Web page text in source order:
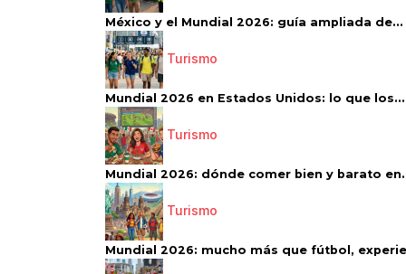
México y el Mundial 2026: guía ampliada de...
Turismo
Mundial 2026 en Estados Unidos: lo que los...
Turismo
Mundial 2026: dónde comer bien y barato
Turismo
Mundial 2026: mucho más que fútbol,